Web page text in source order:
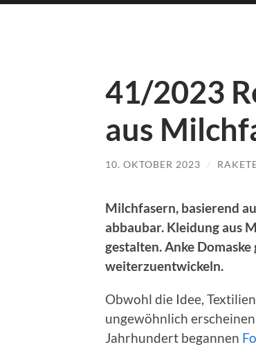
41/2023
aus
10. OKTOBER 2023 /
Milchfasern, basierend
abbaubar. Kleidung aus
gestalten. Anke
weiterzuentwickeln.
Obwohl die Idee,
ungewöhnlich
Jahrhundert begannen